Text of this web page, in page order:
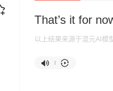
That’s it for
以上结果来源于混元AI模